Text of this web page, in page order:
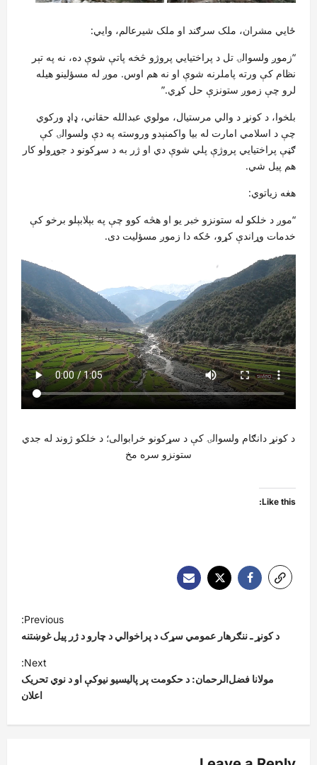
ځایي مشران، ملک سرګند او ملک شیرعالم، وايي:
“زموږ ولسوالۍ تل د پراختیايي پروژو څخه پاتې شوې ده، نه په تېر
نظام کې ورته پاملرنه شوې او نه هم اوس. موږ له مسؤلینو هیله
لرو چې زموږ ستونزې حل کړي.”
بلخوا، د کونړ د والي مرستیال، مولوي عبدالله حقاني، ډاډ ورکوي
چې د اسلامي امارت له بیا واکمنېدو وروسته په دې ولسوالۍ کې
ګڼې پراختیايي پروژې پلي شوې دي او ژر به د سړکونو د جوړولو کار
هم پیل شي.
هغه زیاتوي:
“موږ د خلکو له ستونزو خبر یو او هڅه کوو چې په بېلابېلو برخو کې
خدمات وړاندې کړو، ځکه دا زموږ مسؤلیت دی.
د کونړ دانګام ولسوالۍ کې د سړکونو خرابوالی؛ د خلکو ژوند له جدي
ستونزو سره مخ
Like this:
a
Previous:
د کونړ ـ ننګرهار عمومي سړک د پراخوالي د چارو د ژر پیل غوښتنه
Next:
مولانا فضل‌الرحمان: د حکومت پر پالیسیو نیوکې او د نوي تحریک
اعلان